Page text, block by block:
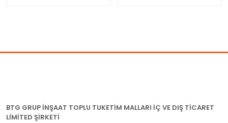
BTG GRUP İNŞAAT TOPLU TUKETİM MALLARI İÇ VE DIŞ TİCARET
LİMİTED ŞİRKETİ